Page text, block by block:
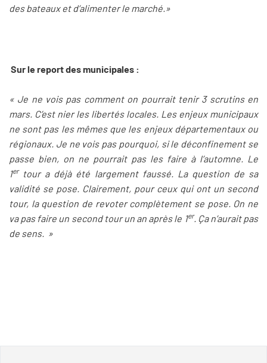
des bateaux et d’alimenter le marché.»
Sur le report des municipales :
« Je ne vois pas comment on pourrait tenir 3 scrutins en
mars. C’est nier les libertés locales. Les enjeux municipaux
ne sont pas les mêmes que les enjeux départementaux ou
régionaux. Je ne vois pas pourquoi, si le déconfinement se
passe bien, on ne pourrait pas les faire à l’automne. Le
1ertour a déjà été largement faussé. La question de sa
validité se pose. Clairement, pour ceux qui ont un second
tour, la question de revoter complètement se pose. On ne
va pas faire un second tour un an après le 1er. Ça n’aurait pas
de sens. »